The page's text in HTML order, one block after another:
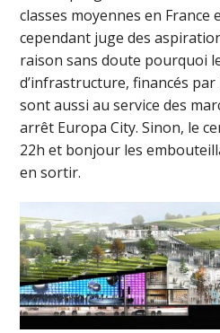
classes moyennes en France
cependant juge des
raison sans doute pourquoi
d’infrastructure, financés
sont aussi au service des
arrêt Europa City. Sinon, le
22h et bonjour les
en sortir.